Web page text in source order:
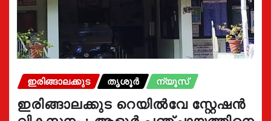
ഇരിങ്ങാലക്കുട തൃശൂർ ന്യൂസ്
ഇരിങ്ങാലക്കുട റെയിൽവേ സ്റ്റേഷൻ